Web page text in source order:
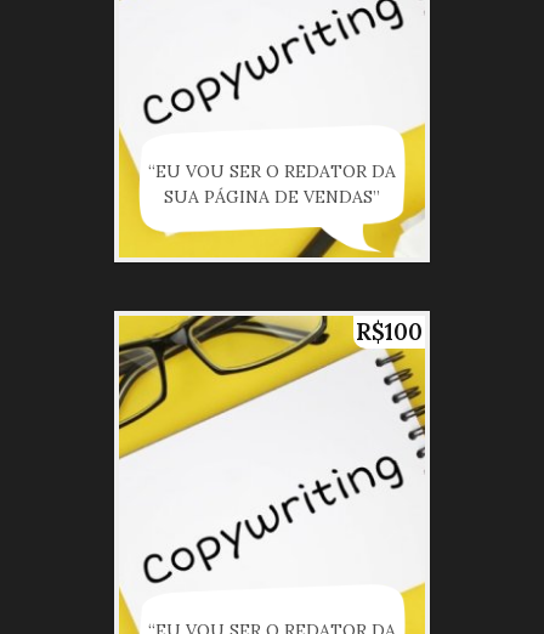
“EU VOU SER O REDATOR DA
SUA PÁGINA DE VENDAS”
R$100